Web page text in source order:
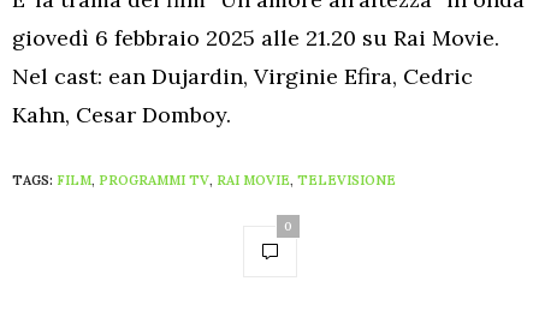
giovedì 6 febbraio 2025 alle 21.20 su Rai Movie.
Nel cast: ean Dujardin, Virginie Efira, Cedric
Kahn, Cesar Domboy.
TAGS: FILM, PROGRAMMI TV, RAI MOVIE, TELEVISIONE
0